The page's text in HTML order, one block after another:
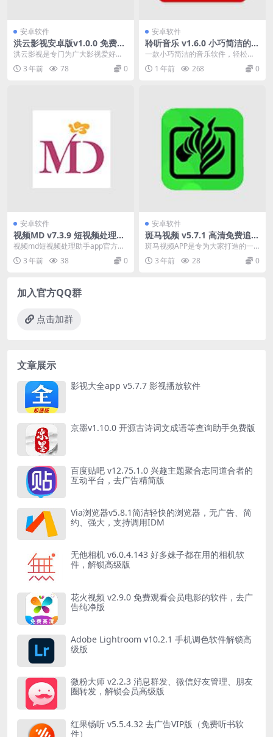
安卓软件
洪云影视安卓版v1.0.0 免费观
看各种高清高画质影视
洪云影视是专门为广大影视爱好者
打造的观影神器。 您可以在这里搜
索或找到您想观看的...
3 年前 78 0
安卓软件
聆听音乐 v1.6.0 小巧简洁的音
乐，搜索全网无损音质音源，
无广告免费版
一款小巧简洁的音乐软件，轻松搜
索全网无损音质音源，可将其他音
乐APP歌单导入，更...
1 年前 268 0
安卓软件
视频MD v7.3.9 短视频处理助
手，剪辑、无水印视频下载，
解锁高级版
视频md短视频处理助手app官方版
是一款非常实用的超强神器。这款
软件可能满足你对...
3 年前 38 0
安卓软件
斑马视频 v5.7.1 高清免费追剧
软件无广告版
斑马视频APP是专为大家打造的一
款高清免费追剧软件，覆盖的视频
资源也是极其的丰富...
3 年前 28 0
加入官方QQ群
点击加群
文章展示
影视大全app v5.7.7 影视播放软件
京墨v1.10.0 开源古诗词文成语等查询助手免费版
百度贴吧 v12.75.1.0 兴趣主题聚合志同道合者的
互动平台，去广告精简版
Via浏览器v5.8.1简洁轻快的浏览器，无广告、简
约、强大，支持调用IDM
无他相机 v6.0.4.143 好多妹子都在用的相机软
件，解锁高级版
花火视频 v2.9.0 免费观看会员电影的软件，去广
告纯净版
Adobe Lightroom v10.2.1 手机调色软件解锁高
级版
微粉大师 v2.2.3 消息群发、微信好友管理、朋友
圈转发，解锁会员高级版
红果畅听 v5.5.4.32 去广告VIP版（免费听书软
件）